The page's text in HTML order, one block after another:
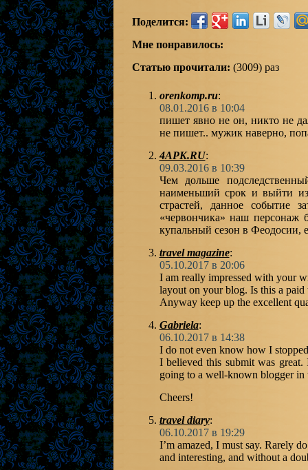
Поделится:
Мне понравилось:
Статью прочитали: (3009) раз
orenkomp.ru:
08.01.2016 в 10:04
пишет явно не он, никто не
не пишет.. мужик наверно,
4APK.RU:
09.03.2016 в 10:39
Чем дольше
наименьший срок и выйти из
страстей, данное событие
«червончика» наш персонаж
купальный сезон в Феодосии,
travel magazine:
05.10.2017 в 20:06
I am really impressed with your
layout on your blog. Is this a
Anyway keep up the excellent
Gabriela:
06.10.2017 в 14:38
I do not even know how I
I believed this submit was
going to a well-known blogger in
Cheers!
travel diary:
06.10.2017 в 19:29
I’m amazed, I must say. Rarely
and interesting, and without a